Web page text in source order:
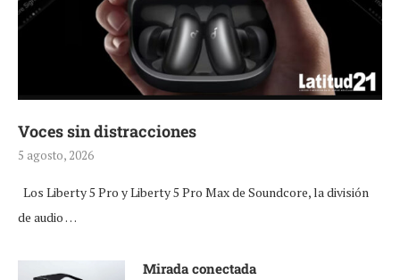
Voces sin distracciones
5 agosto, 2026
Los Liberty 5 Pro y Liberty 5 Pro Max de Soundcore, la división
de audio …
Mirada conectada